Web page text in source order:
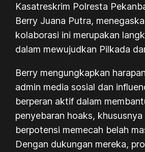
Kasatreskrim Polresta
Berry Juana Putra,
kolaborasi ini merupakan
dalam mewujudkan Pilkada
Berry mengungkapkan
admin media sosial dan
berperan aktif dalam
penyebaran hoaks, khususnya
berpotensi memecah belah
Dengan dukungan mereka,